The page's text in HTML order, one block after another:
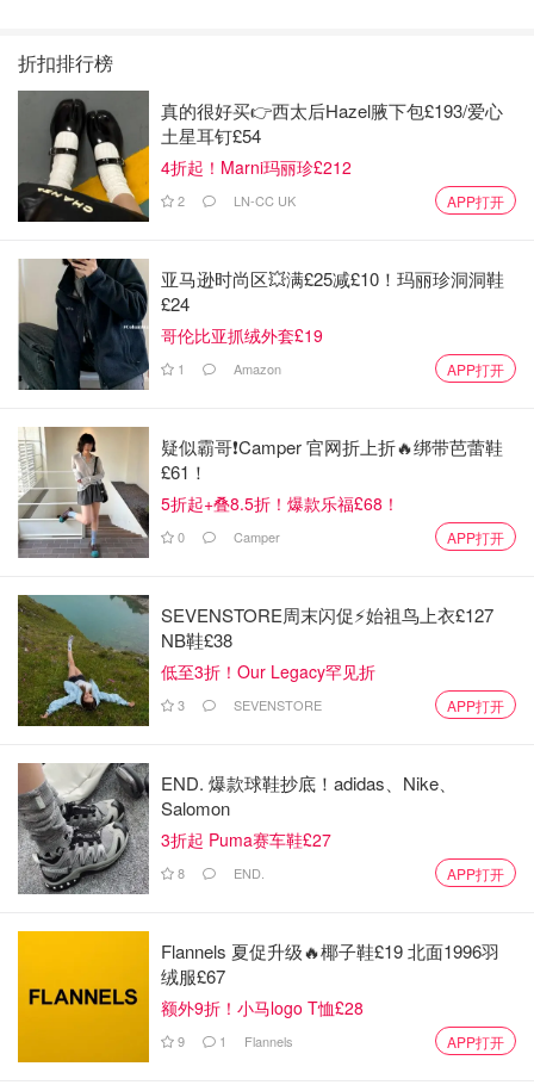
折扣排行榜
真的很好买👉西太后Hazel腋下包£193/爱心
土星耳钉£54
4折起！Marni玛丽珍£212
2 LN-CC UK APP打开
亚马逊时尚区💥满£25减£10！玛丽珍洞洞鞋
£24
哥伦比亚抓绒外套£19
1 Amazon APP打开
疑似霸哥❗️Camper 官网折上折🔥绑带芭蕾鞋
£61！
5折起+叠8.5折！爆款乐福£68！
0 Camper APP打开
SEVENSTORE周末闪促⚡️始祖鸟上衣£127
NB鞋£38
低至3折！Our Legacy罕见折
3 SEVENSTORE APP打开
END. 爆款球鞋抄底！adidas、Nike、
Salomon
3折起 Puma赛车鞋£27
8 END. APP打开
Flannels 夏促升级🔥椰子鞋£19 北面1996羽
绒服£67
额外9折！小马logo T恤£28
9 1 Flannels APP打开